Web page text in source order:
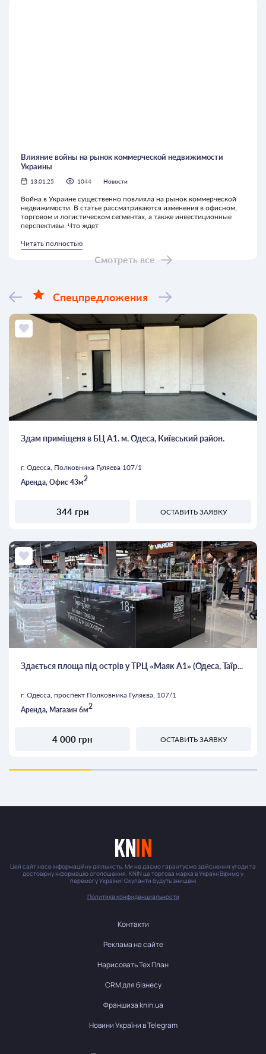
Смотреть все
Влияние войны на рынок коммерческой недвижимости
Украины
13.01.25 1044 Новости
Война в Украине существенно повлияла на рынок коммерческой
недвижимости. В статье рассматриваются изменения в офисном,
торговом и логистическом сегментах, а также инвестиционные
перспективы. Что ждет
Читать полностью
Спецпредложения
Здам приміщеня в БЦ А1. м. Одеса, Київський район.
г. Одесса, Полковника Гуляева 107/1
Аренда, Офис 43м2
344 грн ОСТАВИТЬ ЗАЯВКУ
Здається площа під острів у ТРЦ «Маяк А1» (Одеса, Таїр...
г. Одесса, проспект Полковника Гуляєва, 107/1
Аренда, Магазин 6м2
4 000 грн ОСТАВИТЬ ЗАЯВКУ
Цей сайт несе інформаційну діяльність. Ми не даємо гарантуємо здійснення угоди та
достовірну інформацію оголошення. KNIN це торгова марка в Україні Віримо у
перемогу України! Окупанти будуть знищені
Политика конфиденциальности
Контакти
Реклама на сайте
Нарисовать Тех План
CRM для бізнесу
Франшиза knin.ua
Новини України в Telegram